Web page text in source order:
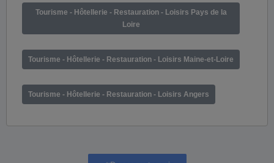
Tourisme - Hôtellerie - Restauration - Loisirs Pays de la
Loire
Tourisme - Hôtellerie - Restauration - Loisirs Maine-et-Loire
Tourisme - Hôtellerie - Restauration - Loisirs Angers